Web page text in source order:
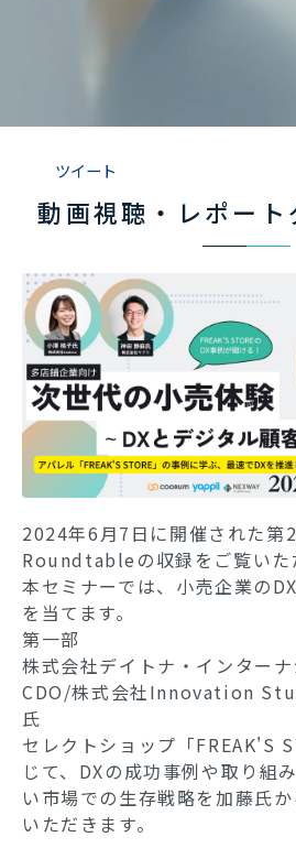
ツイート
動画視聴・レポート
2024年6月7日に開催された
Roundtableの収録をご覧いた
本セミナーでは、小売企業の
を当てます。
第一部
株式会社デイトナ・インター
CDO/株式会社Innovation
氏
セレクトショップ「FREAK'S
じて、DXの成功事例や取り組
い市場での生存戦略を加藤氏
いただきます。